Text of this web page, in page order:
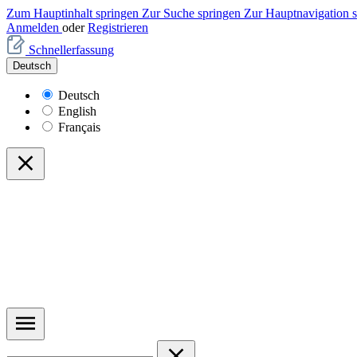
Zum Hauptinhalt springen Zur Suche springen Zur Hauptnavigation
Anmelden oder Registrieren
Schnellerfassung
Deutsch
Deutsch
English
Français